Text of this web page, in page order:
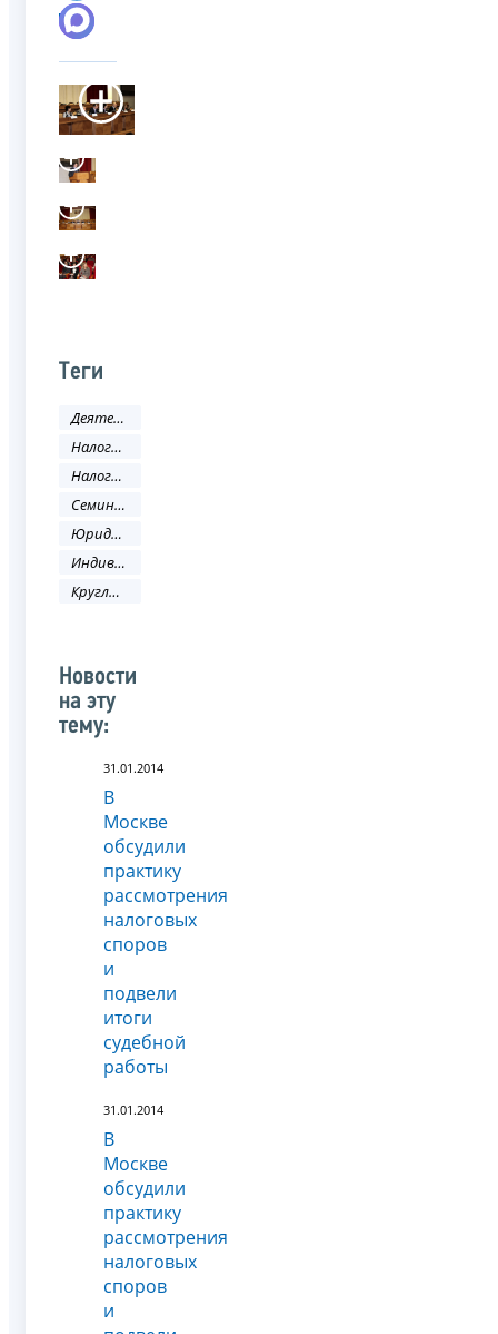
Теги
Деятельность ФНС
Налоговое законодательство
Налоговый кодекс
Семинар
Юридическое лицо
Индивидуальный предприниматель
Круглый стол
Новости
на эту
тему:
31.01.2014
В
Москве
обсудили
практику
рассмотрения
налоговых
споров
и
подвели
итоги
судебной
работы
31.01.2014
В
Москве
обсудили
практику
рассмотрения
налоговых
споров
и